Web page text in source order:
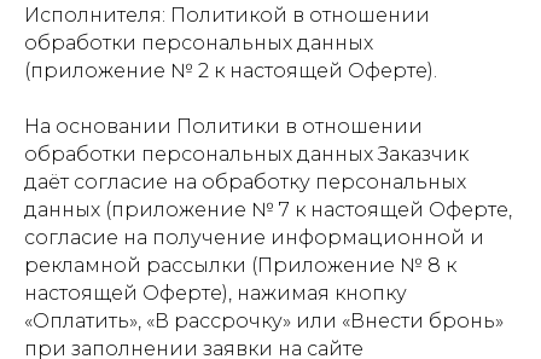
Исполнителя: Политикой в отношении
обработки персональных данных
(приложение № 2 к настоящей Оферте).
На основании Политики в отношении
обработки персональных данных Заказчик
даёт согласие на обработку персональных
данных (приложение № 7 к настоящей Оферте,
согласие на получение информационной и
рекламной рассылки (Приложение № 8 к
настоящей Оферте), нажимая кнопку
«Оплатить», «В рассрочку» или «Внести бронь»
при заполнении заявки на сайте